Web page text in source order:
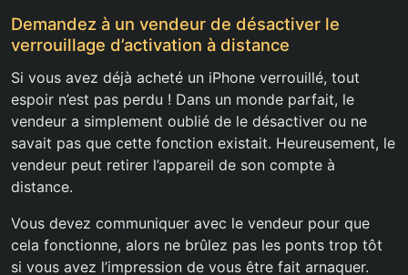
Demandez à un vendeur de désactiver le
verrouillage d’activation à distance
Si vous avez déjà acheté un iPhone verrouillé, tout
espoir n’est pas perdu ! Dans un monde parfait, le
vendeur a simplement oublié de le désactiver ou ne
savait pas que cette fonction existait. Heureusement, le
vendeur peut retirer l’appareil de son compte à
distance.
Vous devez communiquer avec le vendeur pour que
cela fonctionne, alors ne brûlez pas les ponts trop tôt
si vous avez l’impression de vous être fait arnaquer.